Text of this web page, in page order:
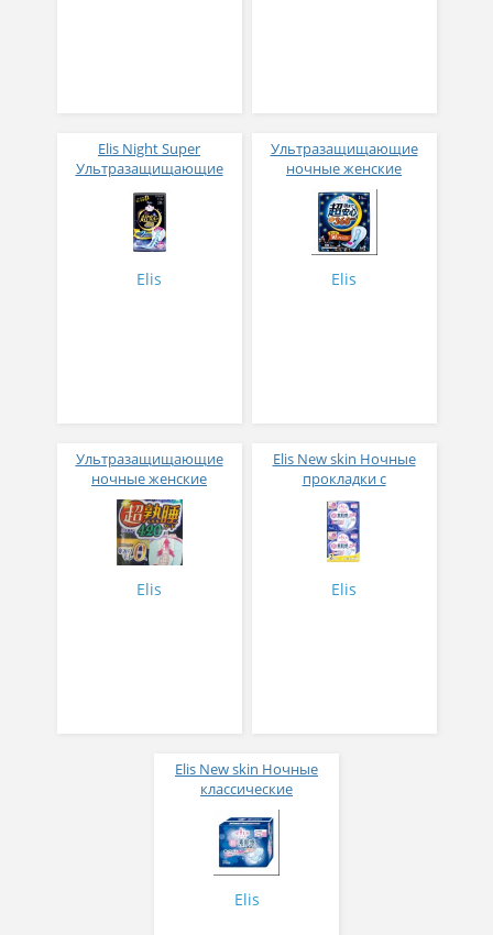
Elis Night Super
Ультразащищающие
ночные прокладки с
крылышками (Супер++)
40см 10 шт
Elis
Ультразащищающие
ночные женские
гигиенические
прокладки без
крылышек (Супер+) 36
см, 14 шт
Elis
Ультразащищающие
ночные женские
гигиенические
прокладки с
крылышками (Супер++)
42 см, 10 шт
Elis
Elis New skin Ночные
прокладки с
крылышками (Макси+)
29см 10шт*2
Elis
Elis New skin Ночные
классические
гигиенические
прокладки с мягкой
поверхностью с
крылышками Макси+
Elis